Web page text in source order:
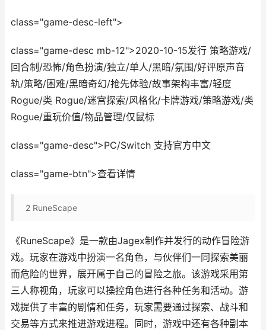
class="game-desc-left">
class="game-desc mb-12">2020-10-15发行 策略游戏/
回合制/恐怖/角色扮演/独立/单人/黑暗/氛围/好评原声音
轨/策略/困难/黑暗奇幻/抢先体验/故事架构丰富/轻度
Rogue/类 Rogue/迷宫探索/风格化/卡牌游戏/策略游戏/类
Rogue/重玩价值/物品管理/仅鼠标
class="game-desc">PC/Switch 支持官方中文
class="game-btn">查看详情
2 RuneScape
《RuneScape》是一款由Jagex制作并发行的动作冒险游
戏。玩家在游戏中扮演一名角色，与伙伴们一同探索美丽
而危险的世界，展开属于自己的冒险之旅。该游戏采用第
三人称视角，玩家可以操控角色进行各种任务和活动。游
戏提供了丰富的剧情和任务，玩家需要通过探索、战斗和
交易等方式来推进游戏进程。同时，游戏中还有各种副本